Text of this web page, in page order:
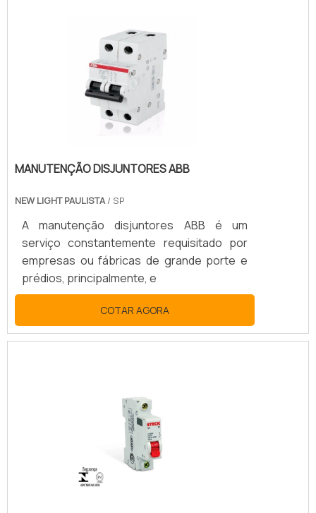
MANUTENÇÃO DISJUNTORES ABB
NEW LIGHT PAULISTA/ SP
A manutenção disjuntores ABB é um
serviço constantemente requisitado por
empresas ou fábricas de grande porte e
prédios, principalmente, e
COTAR AGORA